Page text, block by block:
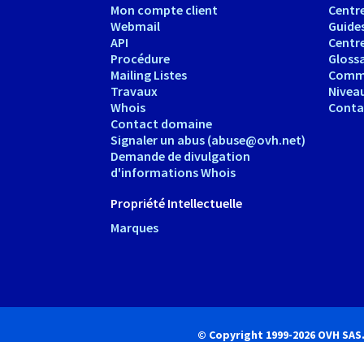
Mon compte client
Webmail
API
Procédure
Mailing Listes
Travaux
Whois
Contact domaine
Signaler un abus (abuse@ovh.net)
Demande de divulgation
d'informations Whois
Propriété Intellectuelle
Marques
© Copyright 1999-2026 OVH SAS.